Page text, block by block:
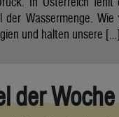
der Wassermenge. Wie
und halten unsere […]
der Woche